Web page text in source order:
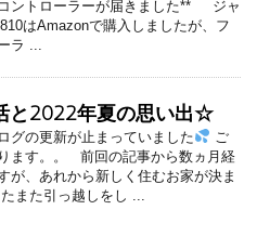
ントローラーが届きました** ジャ
はAmazonで購入しましたが、フ
ラ ...
と2022年夏の思い出☆
グの更新が止まっていました
ご
ます。。 前回の記事から数ヵ月経
が、あれから新しく住むお家が決ま
また引っ越しをし ...